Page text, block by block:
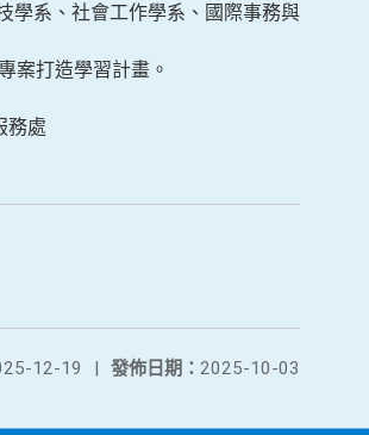
學系、社會工作學系、國際事務與
案打造學習計畫。
務處
發佈日期： 2025-10-03
12-19 |